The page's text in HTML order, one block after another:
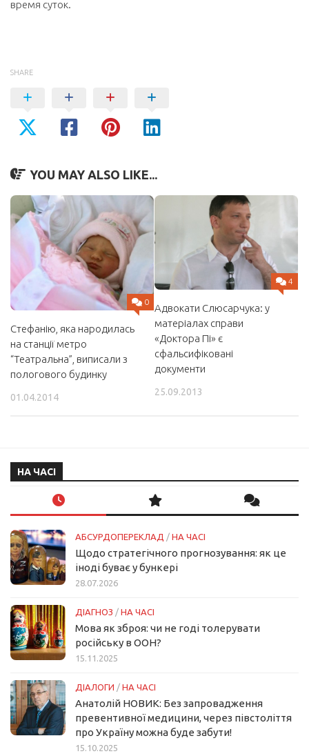
время суток.
SHARE
YOU MAY ALSO LIKE...
0
Стефанію, яка народилась
на станції метро
“Театральна”, виписали з
пологового будинку
01.04.2014
4
Адвокати Слюсарчука: у
матеріалах справи
«Доктора Пі» є
сфальсифіковані
документи
25.09.2013
НА ЧАСІ
АБСУРДОПЕРЕКЛАД / НА ЧАСІ
Щодо стратегічного прогнозування: як це
іноді буває у бункері
28.07.2026
ДІАГНОЗ / НА ЧАСІ
Мова як зброя: чи не годі толерувати
російську в ООН?
15.11.2025
ДІАЛОГИ / НА ЧАСІ
Анатолій НОВИК: Без запровадження
превентивної медицини, через півстоліття
про Україну можна буде забути!
15.10.2025